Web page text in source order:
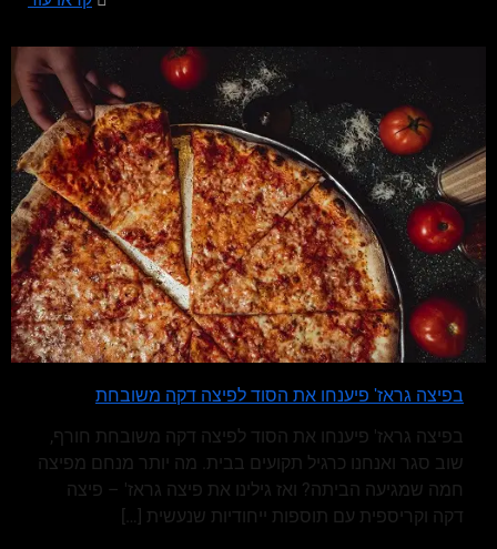
בפיצה גראז' פיענחו את הסוד לפיצה דקה משובחת
בפיצה גראז' פיענחו את הסוד לפיצה דקה משובחת חורף,
שוב סגר ואנחנו כרגיל תקועים בבית. מה יותר מנחם מפיצה
חמה שמגיעה הביתה? ואז גילינו את פיצה גראז' – פיצה
דקה וקריספית עם תוספות ייחודיות שנעשית […]